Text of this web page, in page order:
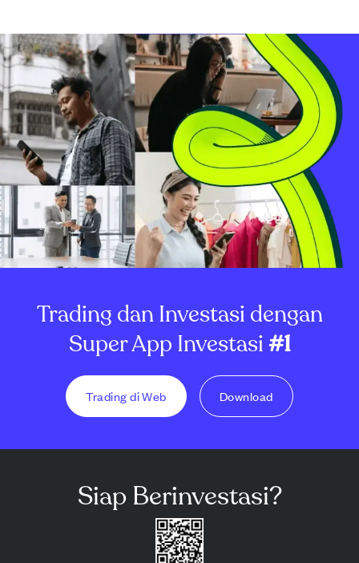
Trading dan Investasi dengan
Super App Investasi#1
Trading di Web Download
Siap Berinvestasi?